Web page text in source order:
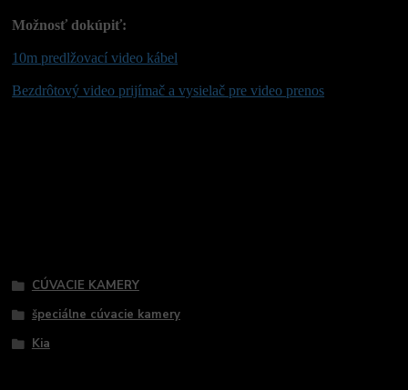
Možnosť dokúpiť:
10m predlžovací video kábel
Bezdrôtový video prijímač a vysielač pre video prenos
CÚVACIE KAMERY
špeciálne cúvacie kamery
Kia